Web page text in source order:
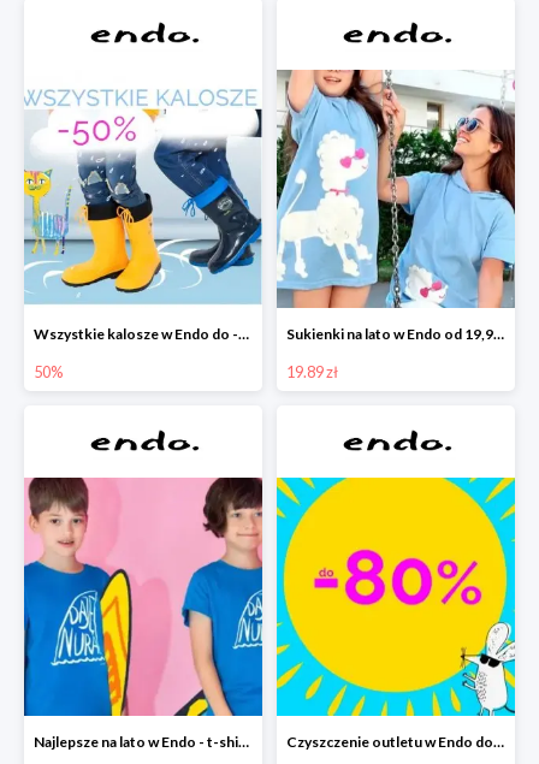
Wszystkie kalosze w Endo do -50%
50%
Sukienki na lato w Endo od 19,90 zł
19.89 zł
Najlepsze na lato w Endo - t-shirty od 9,90 zł i krótkie spodenki od 19,90 zł Czyszczenie outletu w Endo do -80%